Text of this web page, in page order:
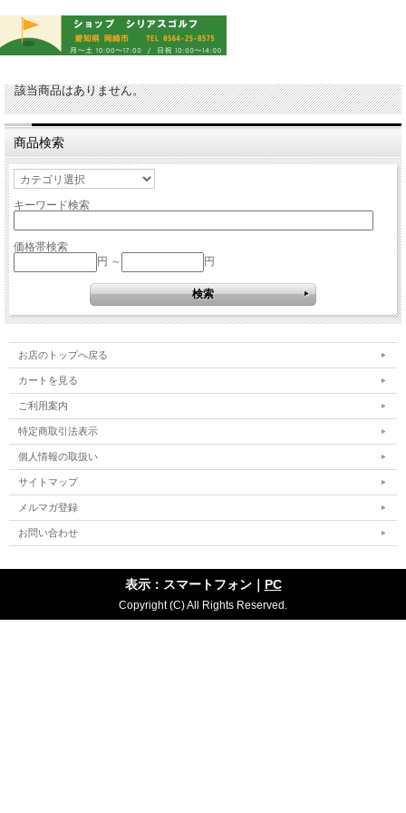
該当商品はありません。
商品検索
キーワード検索
価格帯検索
円 ～
円
お店のトップへ戻る
カートを見る
ご利用案内
特定商取引法表示
個人情報の取扱い
サイトマップ
メルマガ登録
お問い合わせ
表示：スマートフォン｜ PC
Copyright (C) All Rights Reserved.